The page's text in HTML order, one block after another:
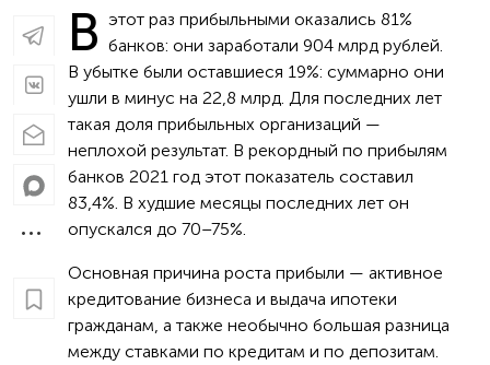
В этот раз прибыльными оказались 81%
банков: они заработали 904 млрд рублей.
В убытке были оставшиеся 19%: суммарно они
ушли в минус на 22,8 млрд. Для последних лет
такая доля прибыльных организаций —
неплохой результат. В рекордный по прибылям
банков 2021 год этот показатель составил
83,4%. В худшие месяцы последних лет он
опускался до 70–75%.
Основная причина роста прибыли — активное
кредитование бизнеса и выдача ипотеки
гражданам, а также необычно большая разница
между ставками по кредитам и по депозитам.